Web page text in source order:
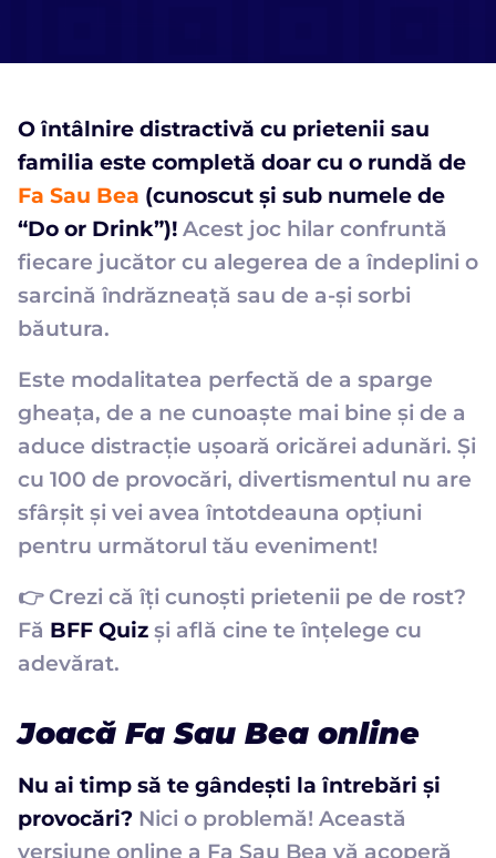
O întâlnire distractivă cu prietenii sau
familia este completă doar cu o rundă de
Fa Sau Bea (cunoscut și sub numele de
“Do or Drink”)! Acest joc hilar confruntă
fiecare jucător cu alegerea de a îndeplini o
sarcină îndrăzneață sau de a-și sorbi
băutura.
Este modalitatea perfectă de a sparge
gheața, de a ne cunoaște mai bine și de a
aduce distracție uşoară oricărei adunări. Și
cu 100 de provocări, divertismentul nu are
sfârșit și vei avea întotdeauna opțiuni
pentru următorul tău eveniment!
👉 Crezi că îți cunoști prietenii pe de rost?
Fă BFF Quiz și află cine te înțelege cu
adevărat.
Joacă Fa Sau Bea online
Nu ai timp să te gândești la întrebări și
provocări? Nici o problemă! Această
versiune online a Fa Sau Bea vă acoperă